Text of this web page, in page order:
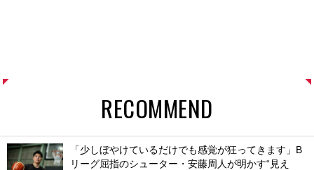
RECOMMEND
「少しぼやけているだけでも感覚が狂ってきます」B
リーグ屈指のシューター・安藤周人が明かす“見え